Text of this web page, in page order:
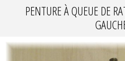
PENTURE À QUEUE DE